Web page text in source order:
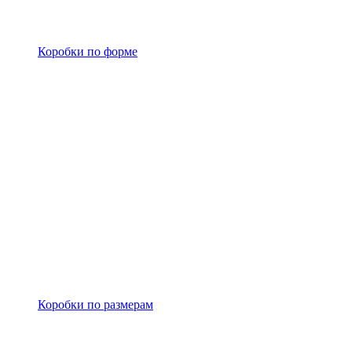
Коробки по форме
Коробки по размерам